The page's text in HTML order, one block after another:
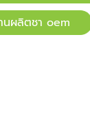
นผลิตชา oem